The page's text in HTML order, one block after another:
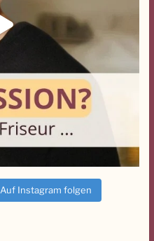
Auf Instagram folgen